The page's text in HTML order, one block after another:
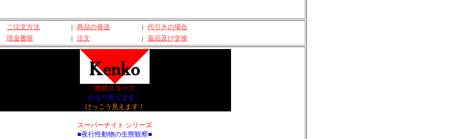
ご注文方法 | 商品の発送 | 代引きの場合
現金書留
| 注文 | 返品及び交換
暗視スコープ
かなり見えます！
けっこう見えます！
スーパーナイト シリーズ
■夜行性動物の生態観察■